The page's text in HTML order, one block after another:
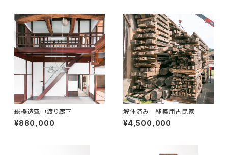
総欅造空中渡り廊下
¥880,000
解体済み 移築用古民家
¥4,500,000